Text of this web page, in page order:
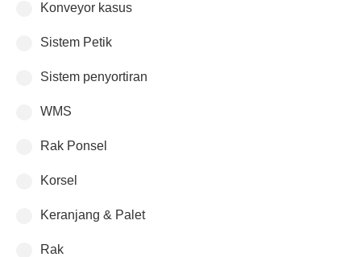
Konveyor kasus
Sistem Petik
Sistem penyortiran
WMS
Rak Ponsel
Korsel
Keranjang & Palet
Rak